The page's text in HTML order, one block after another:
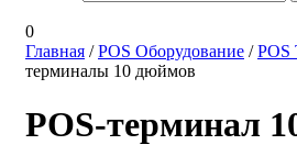
0
Главная /POS Оборудование /POS
терминалы 10 дюймов
POS-терминал